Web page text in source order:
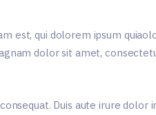
est, qui dolorem ipsum
dolor sit amet,
Duis aute irure dolor